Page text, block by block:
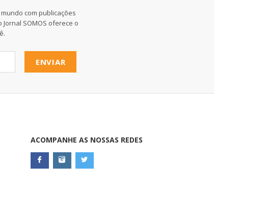
com publicações
SOMOS oferece o
ENVIAR
ACOMPANHE AS NOSSAS REDES